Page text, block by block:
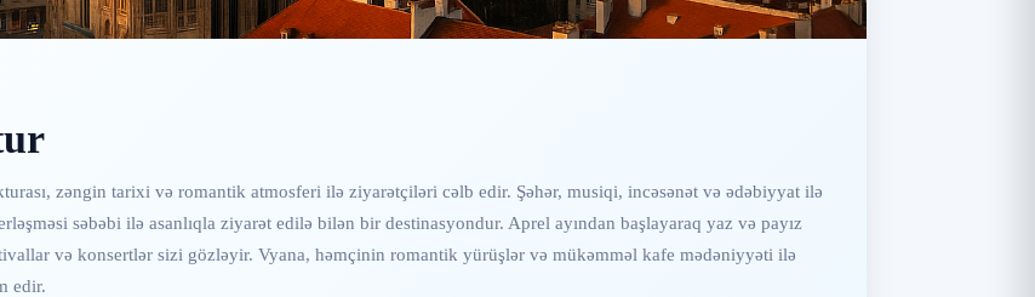
zəngin tarixi və romantik atmosferi ilə ziyarətçiləri cəlb edir. Şəhər, musiqi, incəsənət və ədəbiyyat ilə
səbəbi ilə asanlıqla ziyarət edilə bilən bir destinasyondur. Aprel ayından başlayaraq yaz və payız
və konsertlər sizi gözləyir. Vyana, həmçinin romantik yürüşlər və mükəmməl kafe mədəniyyəti ilə
edir.